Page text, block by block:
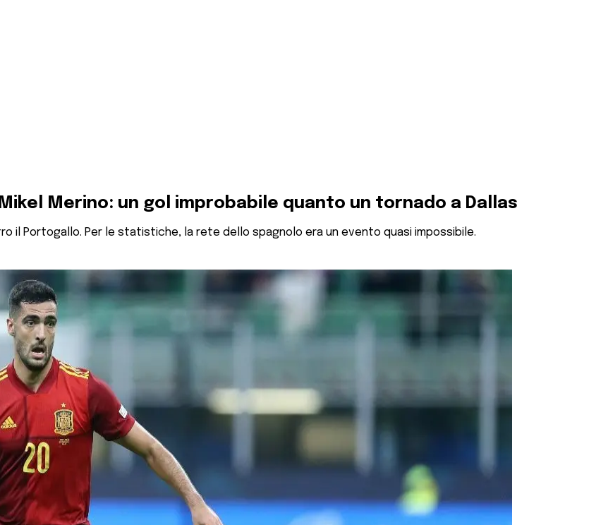
Merino: un gol improbabile quanto un tornado a Dallas
il Portogallo. Per le statistiche, la rete dello spagnolo era un evento quasi impossibile.